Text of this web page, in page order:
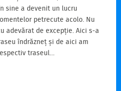
sine a devenit un lucru
petrecute acolo. Nu
adevărat de excepție. Aici s-a
îndrăzneț și de aici am
traseul…